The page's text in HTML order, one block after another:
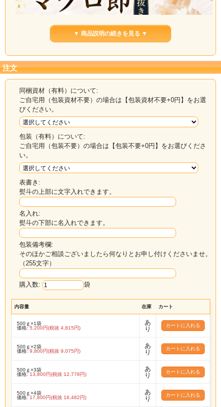
上品で澄んだだしに
マグロ節削り節 血合い抜き
マグロ節は、かつお節に比べて香りが穏やかで、すっき
りとした上品な旨みが特長です。香りが立ちすぎないた
め、繊細な食材の持ち味をいかしやすく、だしと食材が
けんかしにくい削り節です。
血合い抜きだから、さらに上品に。
雑味の出やすい血合い部分を取り除いているため、
より澄んだ、上品で旨みのあるだしに仕上がりま
関西の料亭やうどん店などで、だしに奥行きを出す隠し
▼ 商品説明の続きを見る ▼
注文
同梱資材（有料）について:
ご自宅用（包装資材不要）の場合は【包装資材不要+0円】をお選
びください。
包装（有料）について:
ご自宅用（包装不要）の場合は【包装不要+0円】をお選びくださ
い。
表書き:
熨斗の上部に文字入れできます。
名入れ:
熨斗の下部に名入れできます。
包装備考欄:
そのほかご相談ございましたら何なりとお申し付けくださいませ。
（255文字）
購入数: 袋
内容量 在庫 カート
500ｇ×1袋
価格:5,200円(税抜 4,815円)
あ
り
500ｇ×2袋
価格:9,800円(税抜 9,075円)
あ
り
500ｇ×3袋
価格:13,800円(税抜 12,778円)
あ
り
500ｇ×4袋
価格:17,800円(税抜 16,482円)
あ
り